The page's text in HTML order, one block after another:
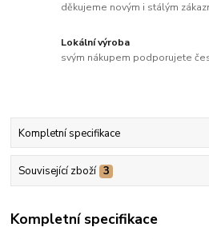
děkujeme novým i stálým
Lokální výroba
svým nákupem podporujete
Kompletní specifikace
Související zboží 3
Kompletní specifikace